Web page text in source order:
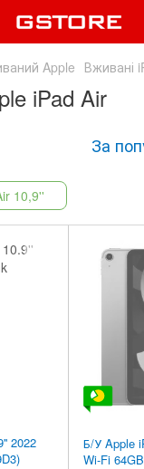
Apple Вживані
iPad Air
За
10,9''
2022
Б/У Apple
Wi-Fi